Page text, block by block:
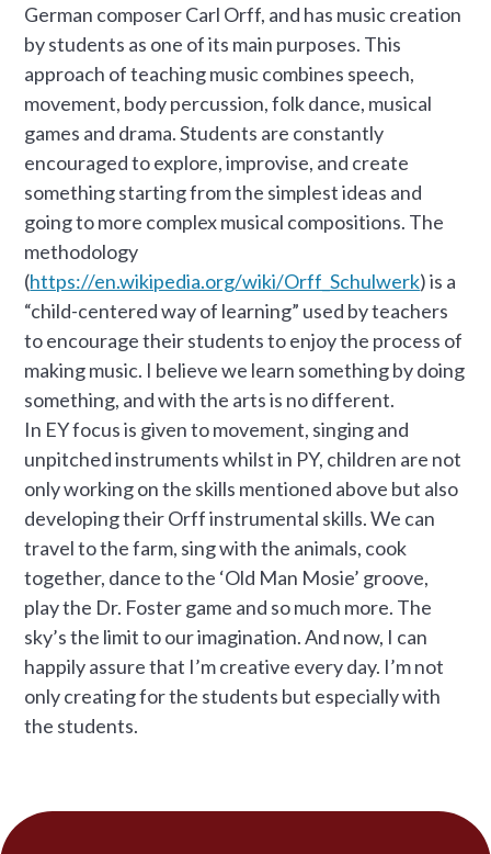
German composer Carl Orff, and has music creation
by students as one of its main purposes. This
approach of teaching music combines speech,
movement, body percussion, folk dance, musical
games and drama. Students are constantly
encouraged to explore, improvise, and create
something starting from the simplest ideas and
going to more complex musical compositions. The
methodology
(https://en.wikipedia.org/wiki/Orff_Schulwerk) is a
“child-centered way of learning” used by teachers
to encourage their students to enjoy the process of
making music. I believe we learn something by doing
something, and with the arts is no different.
In EY focus is given to movement, singing and
unpitched instruments whilst in PY, children are not
only working on the skills mentioned above but also
developing their Orff instrumental skills. We can
travel to the farm, sing with the animals, cook
together, dance to the ‘Old Man Mosie’ groove,
play the Dr. Foster game and so much more. The
sky’s the limit to our imagination. And now, I can
happily assure that I’m creative every day. I’m not
only creating for the students but especially with
the students.